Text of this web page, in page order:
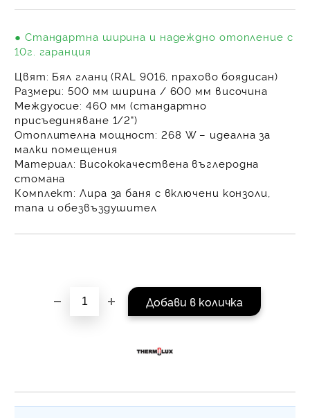
● Стандартна ширина и надеждно отопление с
10г. гаранция
Цвят: Бял гланц (RAL 9016, прахово боядисан)
Размери: 500 мм ширина / 600 мм височина
Междуосие: 460 мм (стандартно
присъединяване 1/2")
Отоплителна мощност: 268 W – идеална за
малки помещения
Материал: Висококачествена въглеродна
стомана
Комплект: Лира за баня с включени конзоли,
тапа и обезвъздушител
на поръчката се
За покупки на